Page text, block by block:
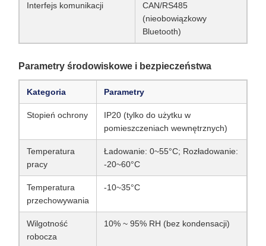
Interfejs komunikacji
CAN/RS485
(nieobowiązkowy
Bluetooth)
Parametry środowiskowe i bezpieczeństwa
Kategoria Parametry
Stopień ochrony
IP20 (tylko do użytku w
pomieszczeniach wewnętrznych)
Temperatura
pracy
Ładowanie: 0~55°C; Rozładowanie:
-20~60°C
Temperatura
przechowywania
-10~35°C
Wilgotność
robocza
10% ~ 95% RH (bez kondensacji)